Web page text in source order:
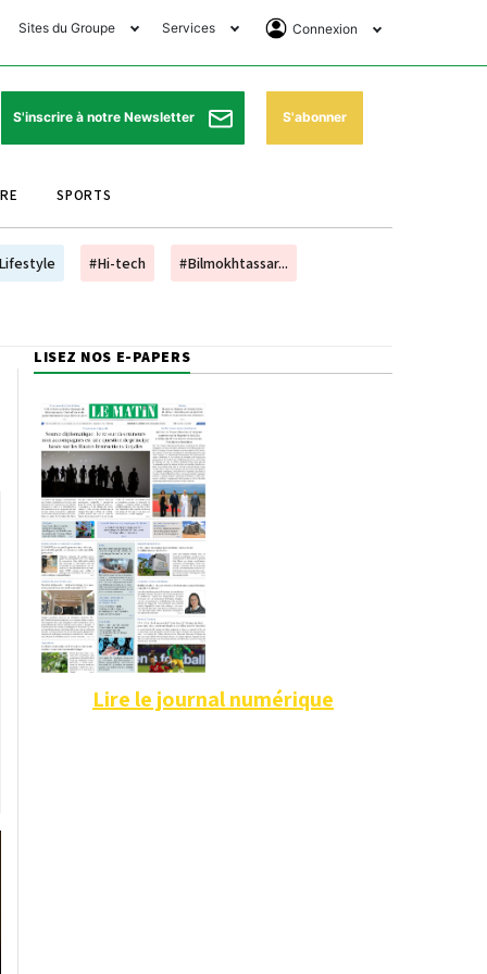
Sites du Groupe
Avantages
Matin Sports
Matin Store
Matin Annonces
Today Forum
Services
Horaires de prières
Pharmacies de garde
Programme TV
Cinéma
Connexion
Se Connecter
Abonnement
S'inscrire à notre Newsletter S'abonner
SPORTS
#Hi-tech #Bilmokhtassar...
LISEZ NOS E-PAPERS
Lire le journal numérique